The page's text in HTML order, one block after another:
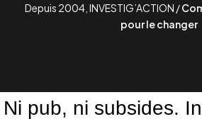
Depuis 2004, INVESTIG’ACTION /
pour le changer
Ni pub, ni subsides.